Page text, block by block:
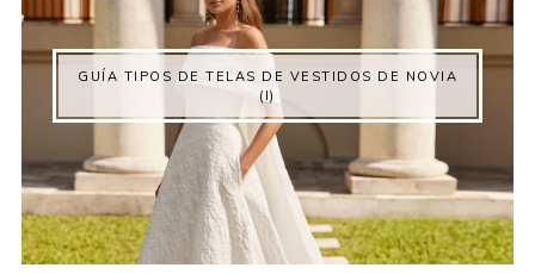
GUÍA TIPOS DE TELAS DE VESTIDOS DE NOVIA
(I)